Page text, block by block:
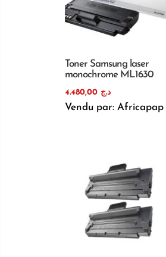
Toner Samsung laser
monochrome ML1630
د.ج 4.480,00
Vendu par: Africapap